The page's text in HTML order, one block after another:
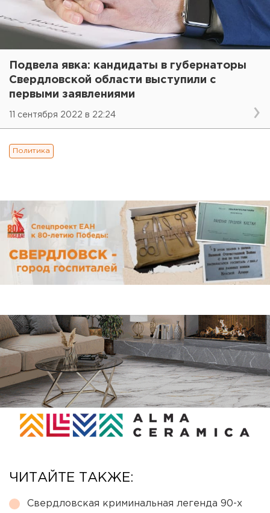
Подвела явка: кандидаты в губернаторы
Свердловской области выступили с
первыми заявлениями
11 сентября 2022 в 22:24
Политика
ЧИТАЙТЕ ТАКЖЕ:
Свердловская криминальная легенда 90-х